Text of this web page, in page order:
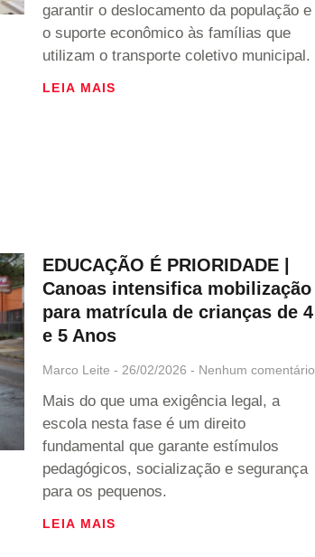
garantir o deslocamento da população e
o suporte econômico às famílias que
utilizam o transporte coletivo municipal.
LEIA MAIS
EDUCAÇÃO É PRIORIDADE |
Canoas intensifica mobilização
para matrícula de crianças de 4
e 5 Anos
Marco Leite 26/02/2026 Nenhum comentário
Mais do que uma exigência legal, a
escola nesta fase é um direito
fundamental que garante estímulos
pedagógicos, socialização e segurança
para os pequenos.
LEIA MAIS